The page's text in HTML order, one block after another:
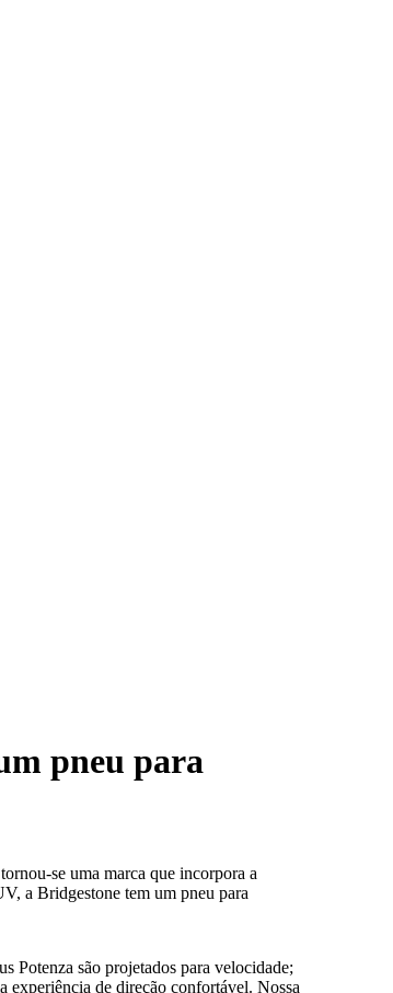
pneu para
se uma marca que incorpora a
a Bridgestone tem um pneu para
Potenza são projetados para velocidade;
experiência de direção confortável. Nossa